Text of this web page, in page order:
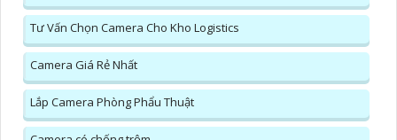
Tư Vấn Chọn Camera Cho Kho Logistics
Camera Giá Rẻ Nhất
Lắp Camera Phòng Phẩu Thuật